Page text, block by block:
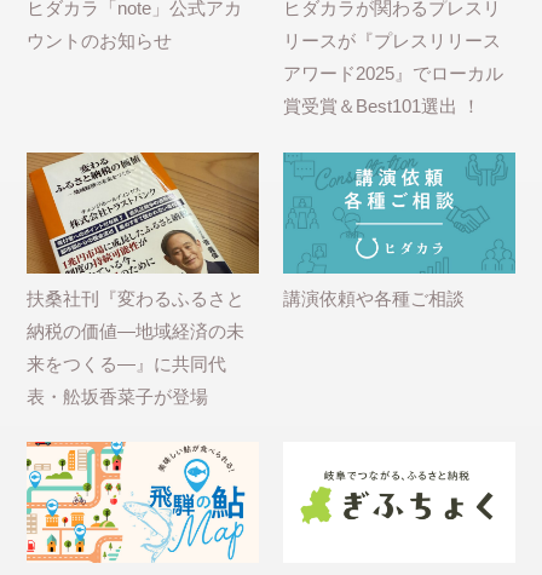
ヒダカラ「note」公式アカ
ウントのお知らせ
ヒダカラが関わるプレスリ
リースが『プレスリリース
アワード2025』でローカル
賞受賞＆Best101選出 ！
扶桑社刊『変わるふるさと
納税の価値―地域経済の未
来をつくる―』に共同代
表・舩坂香菜子が登場
講演依頼や各種ご相談